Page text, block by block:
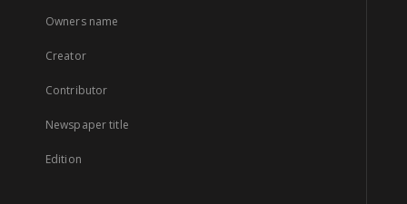
Owners name
Creator
Contributor
Newspaper title
Edition